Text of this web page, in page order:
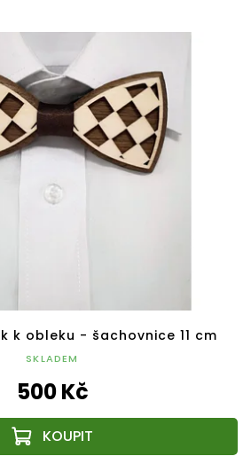
k obleku - šachovnice 11 cm
SKLADEM
500 Kč